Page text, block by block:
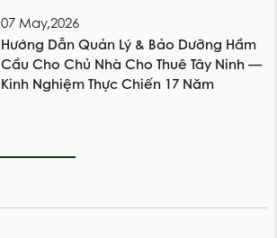
07 May,2026
Hướng Dẫn Quản Lý & Bảo Dưỡng Hầm
Cầu Cho Chủ Nhà Cho Thuê Tây Ninh —
Kinh Nghiệm Thực Chiến 17 Năm